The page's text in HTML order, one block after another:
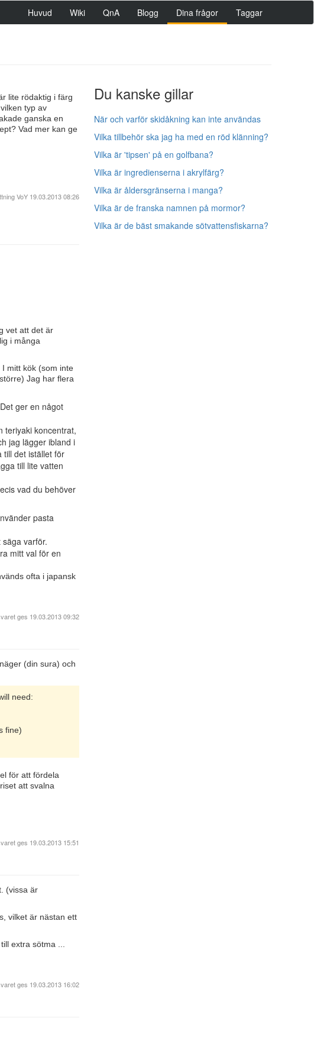
Huvud Wiki QnA Blogg Dina frågor Taggar
Du kanske gillar
När och varför skidåkning kan inte användas
Vilka tillbehör ska jag ha med en röd klänning?
Vilka är 'tipsen' på en golfbana?
Vilka är ingredienserna i akrylfärg?
Vilka är åldersgränserna i manga?
Vilka är de franska namnen på mormor?
Vilka är de bäst smakande sötvattensfiskarna?
lite rödaktig i färg
typ av
ganska en
Vad mer kan ge
VoY 19.03.2013 08:26
vet att det är
i många
mitt kök (som inte
Jag har flera
ger en något
teriyaki koncentrat,
jag lägger ibland i
till det istället för
till lite vatten
vad du behöver
pasta
varför.
mitt val för en
ofta i japansk
ges 19.03.2013 09:32
(din sura) och
need:
fine)
för att fördela
att svalna
ges 19.03.2013 15:51
(vissa är
vilket är nästan ett
extra sötma ...
ges 19.03.2013 16:02